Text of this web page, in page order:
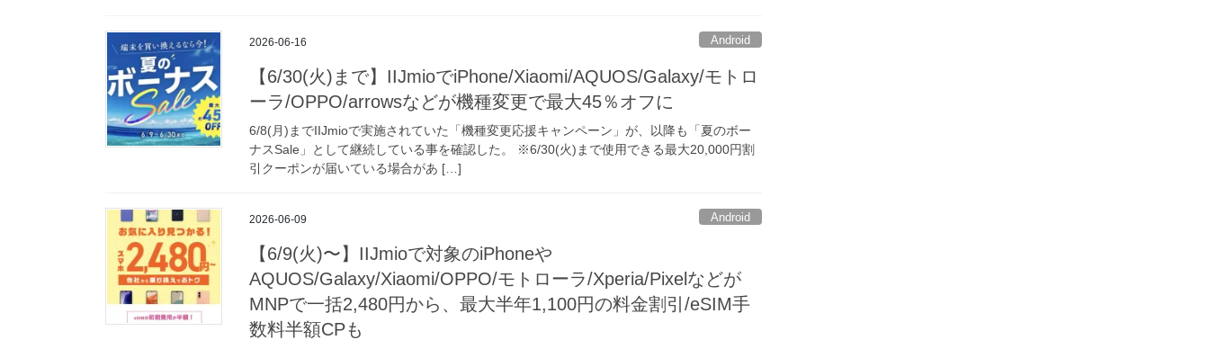
2026-06-16 Android
【6/30(火)まで】IIJmioでiPhone/Xiaomi/AQUOS/Galaxy/モトロ
ーラ/OPPO/arrowsなどが機種変更で最大45％オフに
6/8(月)までIIJmioで実施されていた「機種変更応援キャンペーン」が、以降も「夏のボー
ナスSale」として継続している事を確認した。 ※6/30(火)まで使用できる最大20,000円割
引クーポンが届いている場合があ […]
2026-06-09 Android
【6/9(火)〜】IIJmioで対象のiPhoneや
AQUOS/Galaxy/Xiaomi/OPPO/モトローラ/Xperia/Pixelなどが
MNPで一括2,480円から、最大半年1,100円の料金割引/eSIM手
数料半額CPも